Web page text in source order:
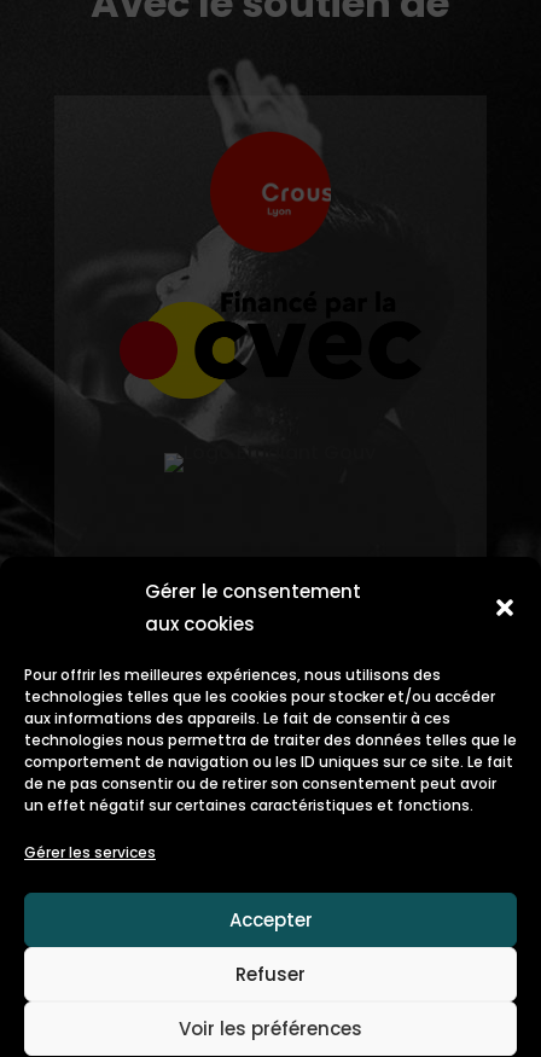
Gérer le consentement
aux cookies
Pour offrir les meilleures expériences, nous utilisons des
technologies telles que les cookies pour stocker et/ou accéder
aux informations des appareils. Le fait de consentir à ces
technologies nous permettra de traiter des données telles que le
comportement de navigation ou les ID uniques sur ce site. Le fait
de ne pas consentir ou de retirer son consentement peut avoir
un effet négatif sur certaines caractéristiques et fonctions.
Gérer les services
Accepter
Refuser
Voir les préférences